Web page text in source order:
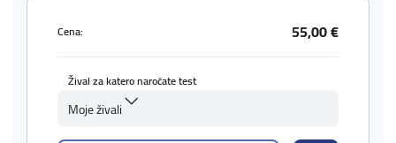
Cena: 55,00 €
Žival za katero naročate test
Moje živali